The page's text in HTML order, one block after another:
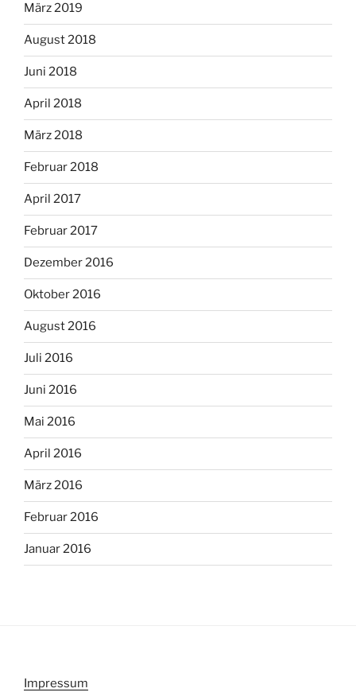
März 2019
August 2018
Juni 2018
April 2018
März 2018
Februar 2018
April 2017
Februar 2017
Dezember 2016
Oktober 2016
August 2016
Juli 2016
Juni 2016
Mai 2016
April 2016
März 2016
Februar 2016
Januar 2016
Impressum